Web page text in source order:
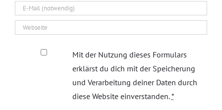
Mit der Nutzung dieses Formulars
erklärst du dich mit der Speicherung
und Verarbeitung deiner Daten durch
diese Website einverstanden.*